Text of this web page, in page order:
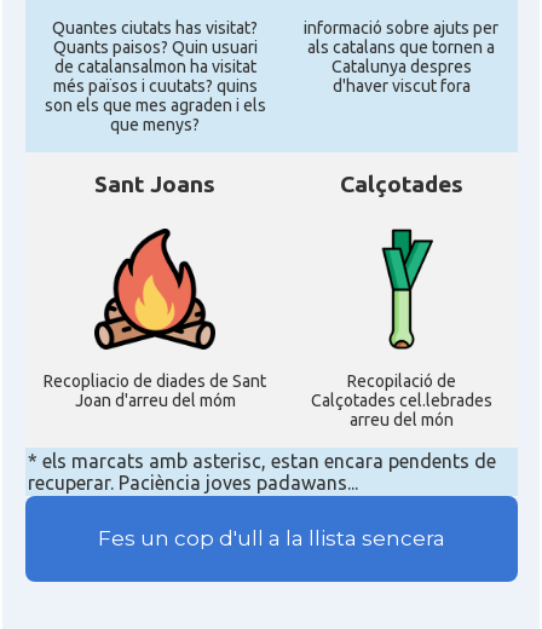
Quantes ciutats has visitat?
Quants paisos? Quin usuari
de catalansalmon ha visitat
més països i cuutats? quins
son els que mes agraden i els
que menys?
informació sobre ajuts per
als catalans que tornen a
Catalunya despres
d'haver viscut fora
Sant Joans
Recopliacio de diades de Sant
Joan d'arreu del móm
Calçotades
Recopilació de
Calçotades cel.lebrades
arreu del món
* els marcats amb asterisc, estan encara pendents de
recuperar. Paciència joves padawans...
Fes un cop d'ull a la llista sencera